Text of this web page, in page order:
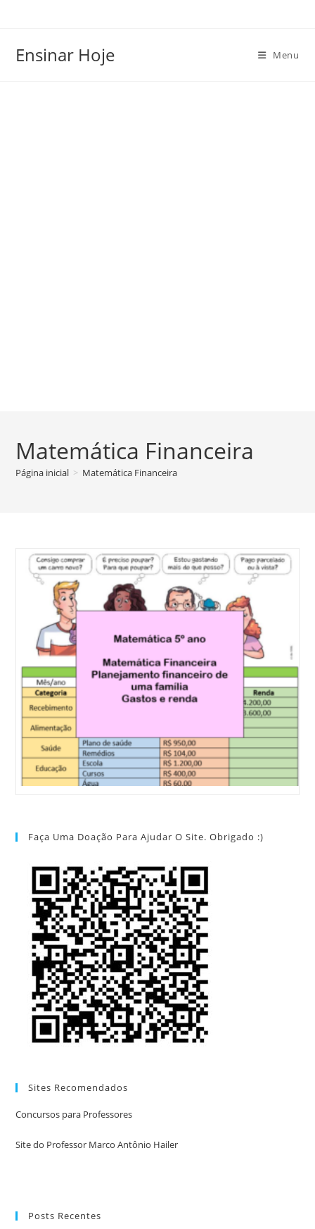
conteúdo
Ensinar Hoje Menu
Matemática Financeira
Página inicial > Matemática Financeira
Faça Uma Doação Para Ajudar O Site. Obrigado :)
Sites Recomendados
Concursos para Professores
Site do Professor Marco Antônio Hailer
Posts Recentes